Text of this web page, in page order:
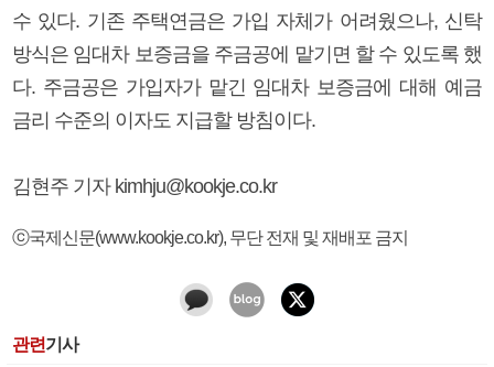
수 있다. 기존 주택연금은 가입 자체가 어려웠으나, 신탁
방식은 임대차 보증금을 주금공에 맡기면 할 수 있도록 했
다. 주금공은 가입자가 맡긴 임대차 보증금에 대해 예금
금리 수준의 이자도 지급할 방침이다.
김현주 기자 kimhju@kookje.co.kr
ⓒ국제신문(www.kookje.co.kr), 무단 전재 및 재배포 금지
관련기사